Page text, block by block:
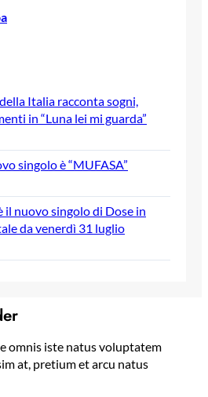
Italia racconta sogni,
in “Luna lei mi guarda”
singolo è “MUFASA”
il nuovo singolo di Dose in
da venerdì 31 luglio
omnis iste natus voluptatem
at, pretium et arcu natus